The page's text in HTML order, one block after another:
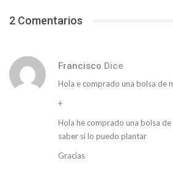
2 Comentarios
Francisco Dice
Hola e comprado una bolsa de
+
Hola he comprado una bolsa
saber si lo puedo plantar
Gracias